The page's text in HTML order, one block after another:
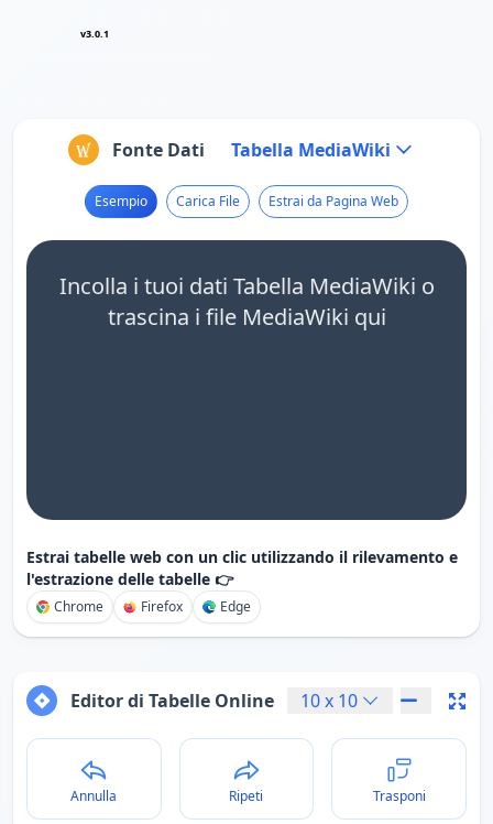
v3.0.1
Fonte Dati Tabella MediaWiki
Esempio Carica File Estrai da Pagina Web
Incolla i tuoi dati Tabella MediaWiki o
trascina i file MediaWiki qui
Estrai tabelle web con un clic utilizzando il rilevamento e
l'estrazione delle tabelle 👉
Chrome Firefox Edge
Editor di Tabelle Online 10x 10
Annulla Ripeti Trasponi